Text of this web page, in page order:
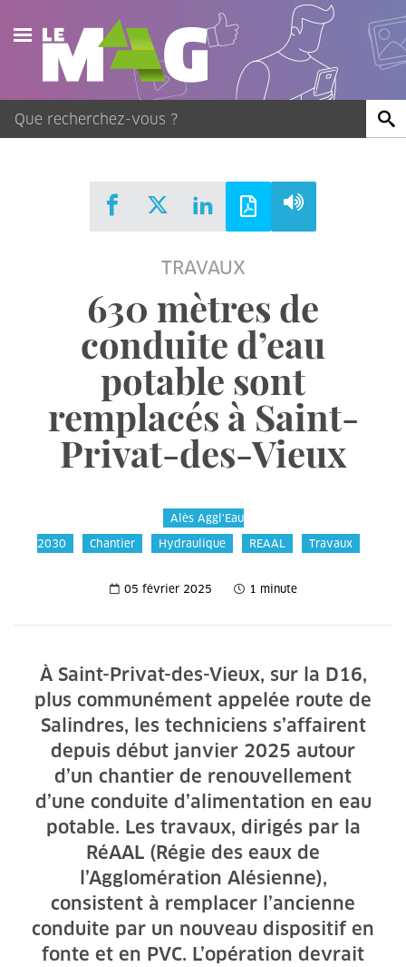
Actualités
Agenda
Publications
TRAVAUX
630 mètres de
conduite d’eau
potable sont
remplacés à Saint-
Privat-des-Vieux
Alès Aggl’Eau
2030
Chantier Hydraulique REAAL Travaux
05 février 2025 1 minute
À Saint-Privat-des-Vieux, sur la D16,
plus communément appelée route de
Salindres, les techniciens s’affairent
depuis début janvier 2025 autour
d’un chantier de renouvellement
d’une conduite d’alimentation en eau
potable. Les travaux, dirigés par la
RéAAL (Régie des eaux de
l’Agglomération Alésienne),
consistent à remplacer l’ancienne
conduite par un nouveau dispositif en
fonte et en PVC. L’opération devrait